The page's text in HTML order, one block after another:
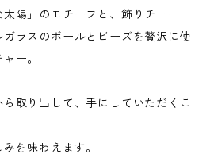
太陽」のモチーフと、飾りチェー
ラスのボールとビーズを贅沢に使
ー。
取り出して、手にしていただくこ
を味わえます。